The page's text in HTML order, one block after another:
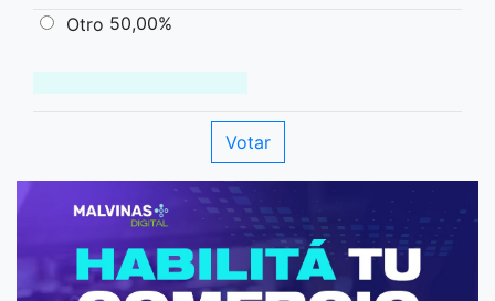
Otro 50,00%